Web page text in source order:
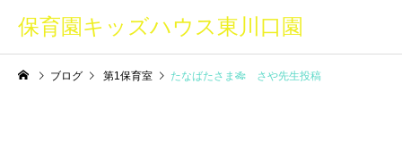
保育園キッズハウス東川口園
ブログ 第1保育室 たなばたさま🎋 さや先生投稿